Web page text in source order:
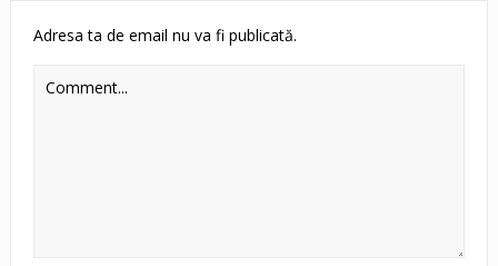
Adresa ta de email nu va fi publicată.